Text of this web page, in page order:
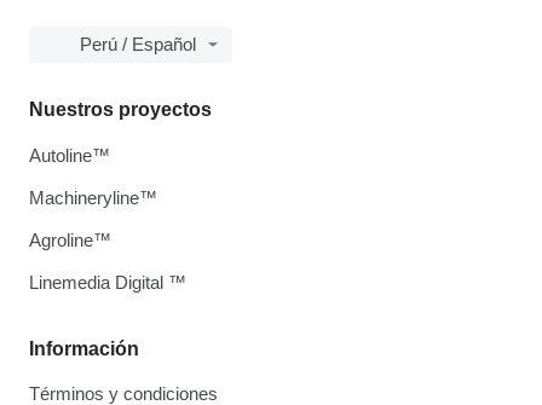
Perú / Español
Información
Términos y condiciones
Nuestros proyectos
Autoline™
Machineryline™
Agroline™
Linemedia Digital ™